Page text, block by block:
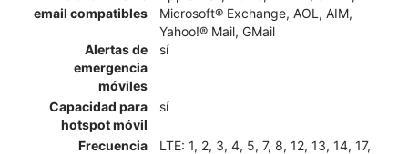
email compatibles
Microsoft® Exchange, AOL, AIM,
Yahoo!® Mail, GMail
Alertas de
emergencia
móviles
sí
Capacidad para
hotspot móvil
sí
Frecuencia
LTE: 1, 2, 3, 4, 5, 7, 8, 12, 13, 14, 17,